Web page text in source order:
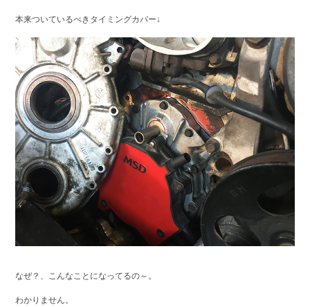
本来ついているべきタイミングカバー↓
なぜ？、こんなことになってるの～。
わかりません。